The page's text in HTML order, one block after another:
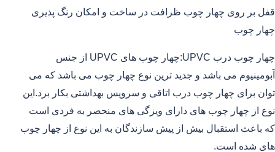
قفل بر روی چهار چوب ظرافت در ساخت و امکان رنگ پذیری
چهار چوب
چهار چوب درب UPVC:چهار چوب های UPVC از جنس
آبومینیوم می باشد و جدید ترین نوع چهار چوب می باشد که می
توان برای چهار چوب درب اتاقی و سرویس بهداشتی بکار برد.این
نوع از چهار چوب های دارای ویزگی های منحصر به فردی است
که باعث استقبال بیش از پیش سازندگان به این نوع از چهار چوب
های شده است.